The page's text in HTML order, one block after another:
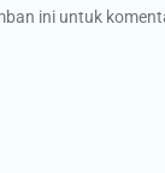
ini untuk